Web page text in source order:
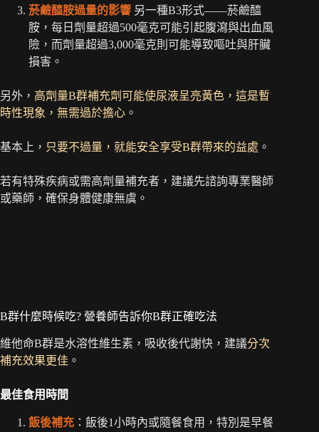
菸鹼醯胺過量的影響 另一種B3形式——菸鹼醯
胺，每日劑量超過500毫克可能引起腹瀉與出血風
險，而劑量超過3,000毫克則可能導致嘔吐與肝臟
損害。
另外， 高劑量B群補充劑可能使尿液呈亮黃色，這是暫
時性現象，無需過於擔心 。
基本上， 只要不過量，就能安全享受B群帶來的益處 。
若有特殊疾病或需高劑量補充者，建議先諮詢專業醫師
或藥師，確保身體健康無虞。
B群什麼時候吃? 營養師告訴你B群正確吃法
維他命B群是水溶性維生素，吸收後代謝快，建議分次
補充效果更佳 。
最佳食用時間
飯後補充 ：飯後1小時內或隨餐食用，特別是早餐